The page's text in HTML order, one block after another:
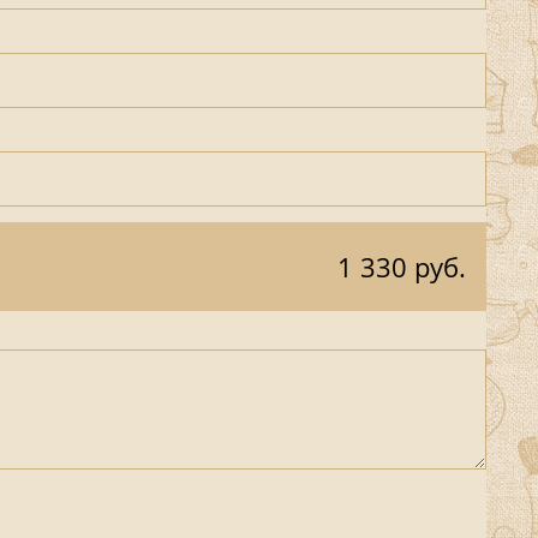
1 330 руб.